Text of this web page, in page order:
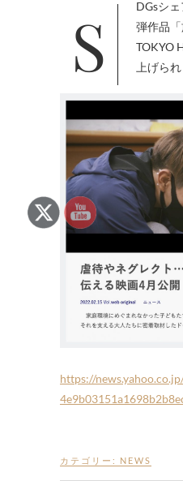
SDGsシェアプロジェクトの第一
弾作品
TOKYO
上げら
https://
カテゴリー: NEWS